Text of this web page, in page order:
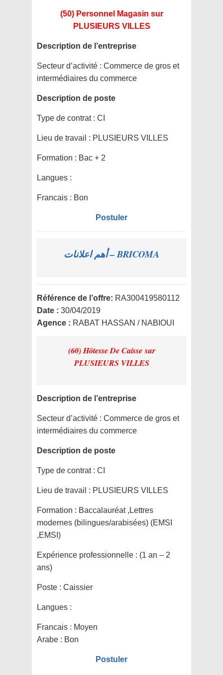
(50) Personnel Magasin sur
PLUSIEURS VILLES
Description de l’entreprise
Secteur d’activité : Commerce de gros et
intermédiaires du commerce
Description de poste
Type de contrat : CI
Lieu de travail : PLUSIEURS VILLES
Formation : Bac + 2
Langues :
Francais : Bon
Postuler
BRICOMA – أهم اعلانات
Référence de l’offre: RA300419580112
Date : 30/04/2019
Agence : RABAT HASSAN / NABIOUI
(60) Hôtesse De Caissesur
PLUSIEURS VILLES
Description de l’entreprise
Secteur d’activité : Commerce de gros et
intermédiaires du commerce
Description de poste
Type de contrat : CI
Lieu de travail : PLUSIEURS VILLES
Formation : Baccalauréat ,Lettres
modernes (bilingues/arabisées) (EMSI
,EMSI)
Expérience professionnelle : (1 an – 2
ans)
Poste : Caissier
Langues :
Francais : Moyen
Arabe : Bon
Postuler